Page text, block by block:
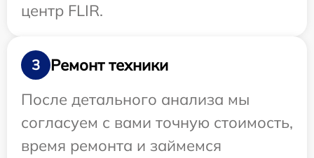
центр FLIR.
3
Ремонт техники
После детального анализа мы
согласуем с вами точную стоимость,
время ремонта и займемся